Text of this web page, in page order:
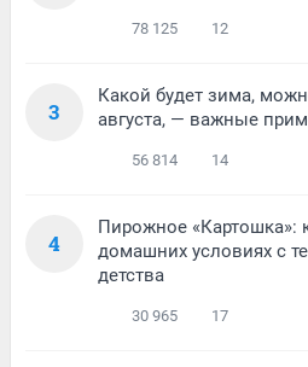
78 125 12
3
Какой будет зима,
августа, — важные
56 814 14
4
Пирожное «Картошка»:
домашних условиях с
детства
30 965 17